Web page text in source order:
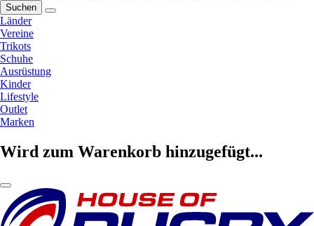
Suchen
Länder
Vereine
Trikots
Schuhe
Ausrüstung
Kinder
Lifestyle
Outlet
Marken
Wird zum Warenkorb hinzugefügt...